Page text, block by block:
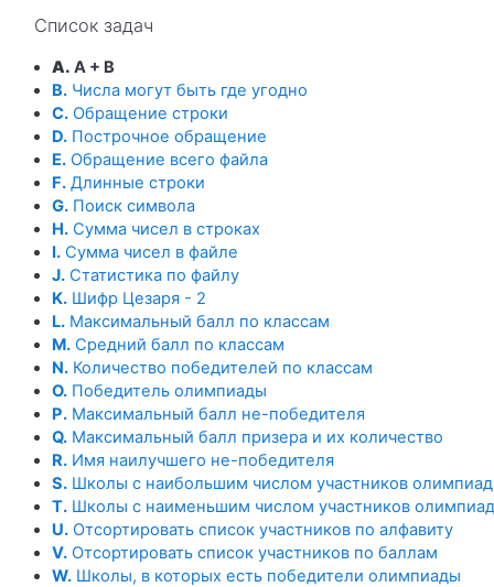
Список задач
A. A + B
B. Числа могут быть где угодно
C. Обращение строки
D. Построчное обращение
E. Обращение всего файла
F. Длинные строки
G. Поиск символа
H. Сумма чисел в строках
I. Сумма чисел в файле
J. Статистика по файлу
K. Шифр Цезаря - 2
L. Максимальный балл по классам
M. Средний балл по классам
N. Количество победителей по классам
O. Победитель олимпиады
P. Максимальный балл не-победителя
Q. Максимальный балл призера и их количество
R. Имя наилучшего не-победителя
S. Школы с наибольшим числом участников
T. Школы с наименьшим числом участников
U. Отсортировать список участников по алфавиту
V. Отсортировать список участников по баллам
W. Школы, в которых есть победители олимпиады